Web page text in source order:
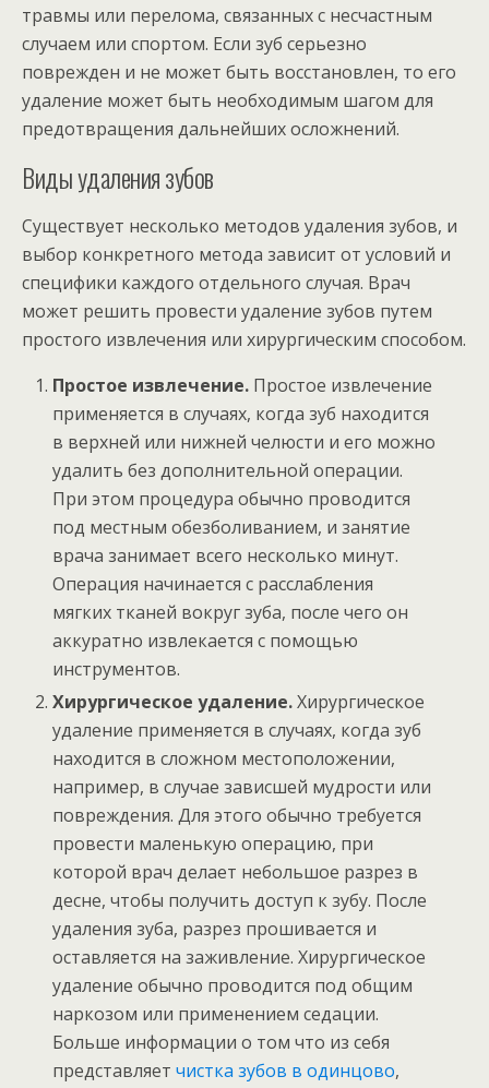
травмы или перелома, связанных с несчастным
случаем или спортом. Если зуб серьезно
поврежден и не может быть восстановлен, то его
удаление может быть необходимым шагом для
предотвращения дальнейших осложнений.
Виды удаления зубов
Существует несколько методов удаления зубов, и
выбор конкретного метода зависит от условий и
специфики каждого отдельного случая. Врач
может решить провести удаление зубов путем
простого извлечения или хирургическим способом.
Простое извлечение. Простое извлечение
применяется в случаях, когда зуб находится
в верхней или нижней челюсти и его можно
удалить без дополнительной операции.
При этом процедура обычно проводится
под местным обезболиванием, и занятие
врача занимает всего несколько минут.
Операция начинается с расслабления
мягких тканей вокруг зуба, после чего он
аккуратно извлекается с помощью
инструментов.
Хирургическое удаление.Хирургическое
удаление применяется в случаях, когда зуб
находится в сложном местоположении,
например, в случае зависшей мудрости или
повреждения. Для этого обычно требуется
провести маленькую операцию, при
которой врач делает небольшое разрез в
десне, чтобы получить доступ к зубу. После
удаления зуба, разрез прошивается и
оставляется на заживление. Хирургическое
удаление обычно проводится под общим
наркозом или применением седации.
Больше информации о том что из себя
представляетчистка зубов в одинцово,